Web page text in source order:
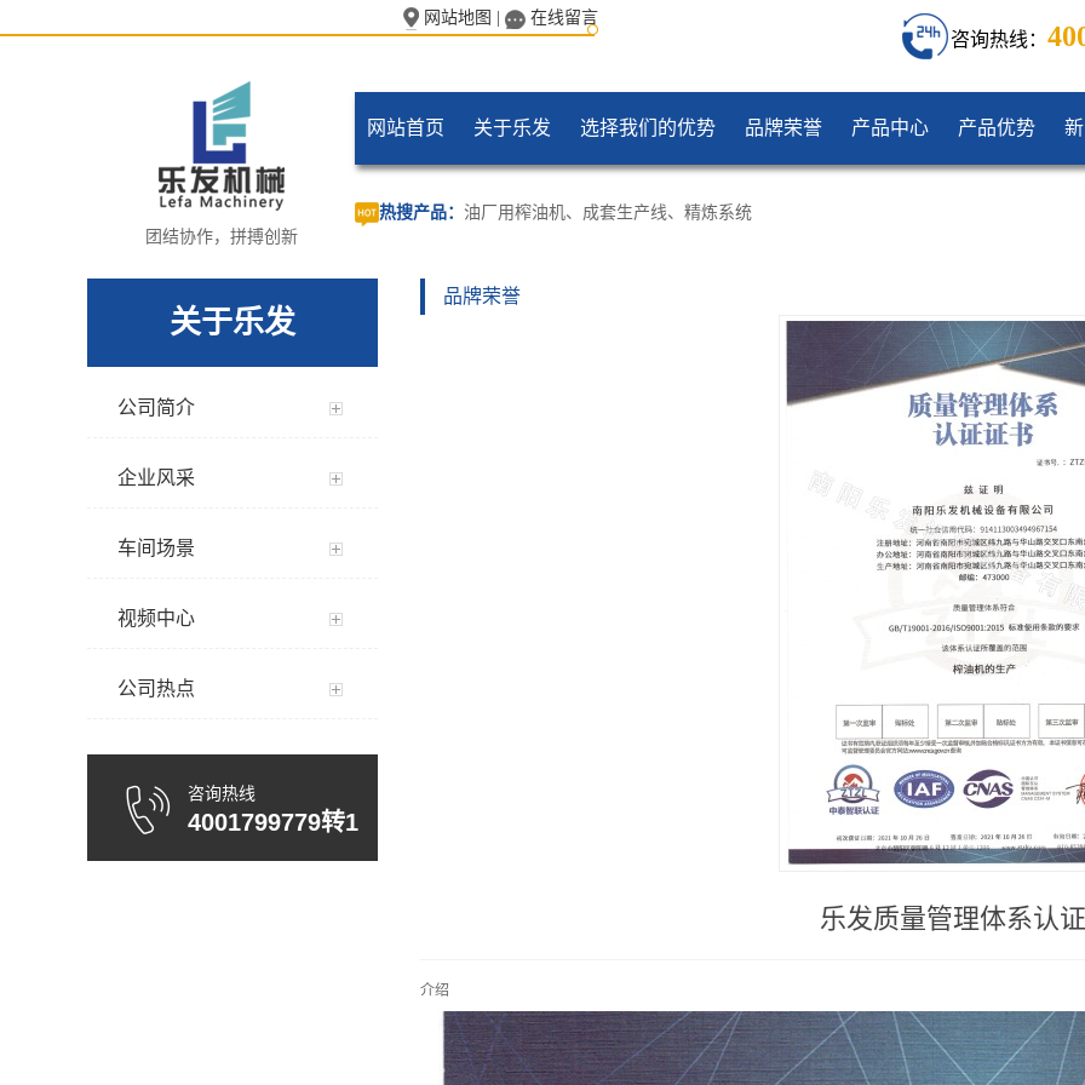
网站地图 在线留言
咨询热线：
团结协作，拼搏创新
网站首页 关于乐发 选择我们的优势 品牌荣誉 产品中心 产品优势
热搜产品： 油厂用榨油机、 成套生产线、精炼系统
关于乐发
公司简介
企业风采
车间场景
视频中心
公司热点
咨询热线
4001799779转1
品牌荣誉
乐发质量管理体系认
介绍